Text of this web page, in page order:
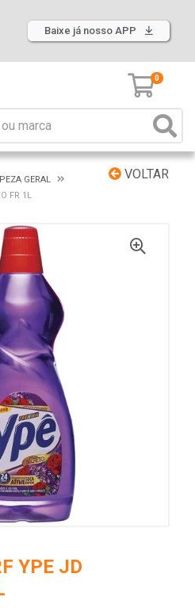
Baixe já nosso APP
0
VOLTAR
GERAL
FR 1L
YPE JD